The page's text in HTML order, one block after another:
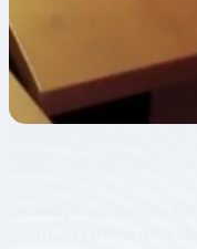
Agencja
Detektyw nie ocenia
klient otrzymuje